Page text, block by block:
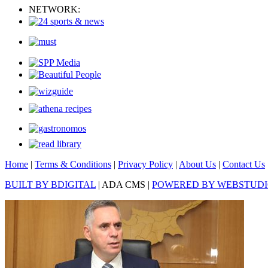
NETWORK:
Home | Terms & Conditions | Privacy Policy | About Us | Contact Us
BUILT BY BDIGITAL | ADA CMS | POWERED BY